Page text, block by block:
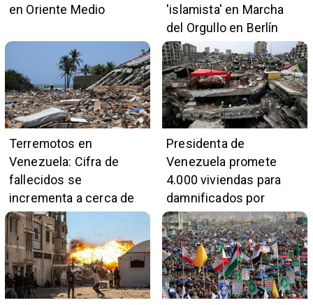
en Oriente Medio
'islamista' en Marcha
del Orgullo en Berlín
Terremotos en
Venezuela: Cifra de
fallecidos se
incrementa a cerca de
5.400
Presidenta de
Venezuela promete
4.000 viviendas para
damnificados por
terremotos